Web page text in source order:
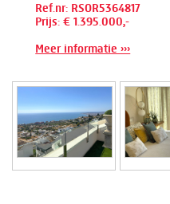
Ref.nr: RSOR5364817
Prijs: € 1.395.000,-
Meer informatie ›››